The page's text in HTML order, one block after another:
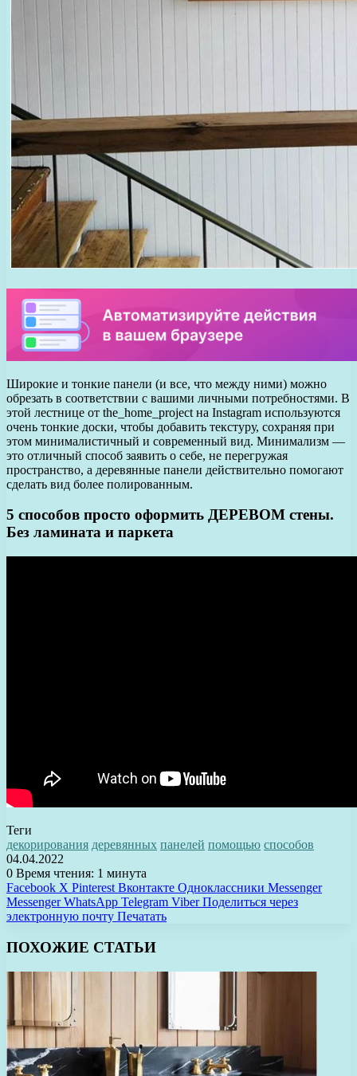
Широкие и тонкие панели (и все, что между ними) можно
обрезать в соответствии с вашими личными потребностями. В
этой лестнице от the_home_project на Instagram используются
очень тонкие доски, чтобы добавить текстуру, сохраняя при
этом минималистичный и современный вид. Минимализм —
это отличный способ заявить о себе, не перегружая
пространство, а деревянные панели действительно помогают
сделать вид более полированным.
5 способов просто оформить ДЕРЕВОМ стены.
Без ламината и паркета
Теги
декорирования деревянных панелей помощью способов
04.04.2022
0 Время чтения: 1 минута
Facebook X Pinterest Вконтакте Одноклассники Messenger
Messenger WhatsApp Telegram Viber Поделиться через
электронную почту Печатать
ПОХОЖИЕ СТАТЬИ